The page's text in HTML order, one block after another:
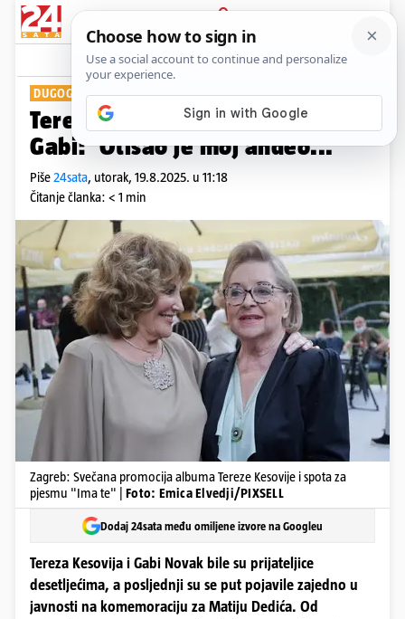
PRIJAVA
Show Komentari
DUGOGODIŠNJE PRIJATELJICE
Tereza Kesovija oprostila se od
Gabi: 'Otišao je moj anđeo...'
Piše24sata, utorak, 19.8.2025. u 11:18
Čitanje članka: < 1 min
Zagreb: Svečana promocija albuma Tereze Kesovije i spota za
pjesmu "Ima te" | Foto: Emica Elvedji/PIXSELL
Dodaj 24sata među omiljene izvore na Googleu
Tereza Kesovija i Gabi Novak bile su prijateljice
desetljećima, a posljednji su se put pojavile zajedno u
javnosti na komemoraciju za Matiju Dedića. Od